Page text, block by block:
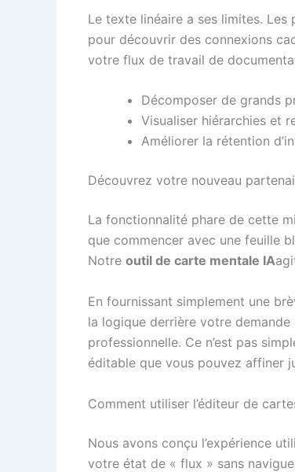
Le texte linéaire a ses limites.
pour découvrir des connexions
votre flux de travail de
Décomposer de grands
Visualiser hiérarchies et
Améliorer la rétention
Découvrez votre nouveau
La fonctionnalité phare de cette
que commencer avec une feuille
Notre outil de carte mentale IA
En fournissant simplement une
la logique derrière votre
professionnelle. Ce n’est pas
éditable que vous pouvez affiner
Comment utiliser l’éditeur de
Nous avons conçu l’expérience
votre état de « flux » sans